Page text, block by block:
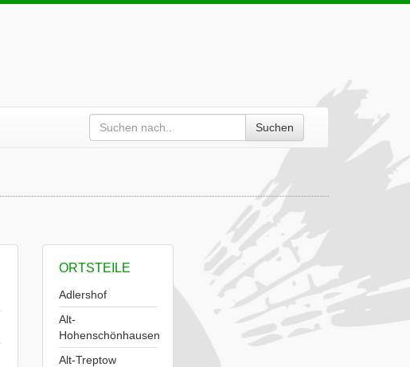
Suchen
ORTSTEILE
Adlershof
Alt-
Hohenschönhausen
Alt-Treptow